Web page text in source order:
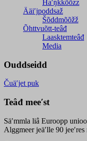
Haʹŋǩǩõõzz
Ääiʹjpoddsaž
Šõddmõõžž
Õhttvuõtt-teâđ
Laasktemteâđ
Media
Ouddseidd
Čuäʹjet puk
Teâđ meeʹst
Säʹmmla liâ Euroopp
Alggmeer jeäʹlle 90